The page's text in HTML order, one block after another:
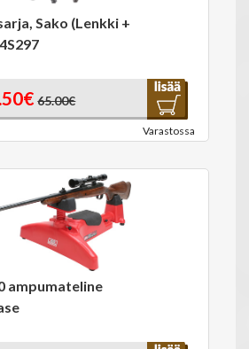
Sako (Lenkki +
65.00€
Varastossa
ampumateline